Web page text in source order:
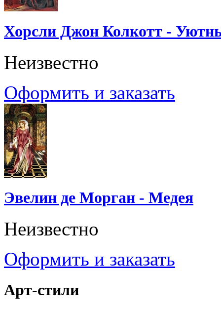
Хорсли Джон Колкотт -
Неизвестно
Оформить и заказать
Эвелин де Морган - Медея
Неизвестно
Оформить и заказать
Арт-стили